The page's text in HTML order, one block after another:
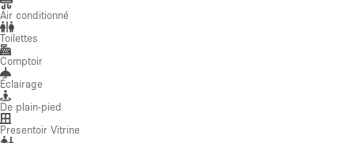
Air conditionné
Toilettes
Comptoir
Éclairage
De plain-pied
Presentoir Vitrine